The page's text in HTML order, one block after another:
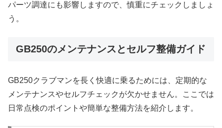
パーツ調達にも影響しますので、慎重にチェックしましょ
う。
GB250のメンテナンスとセルフ整備ガイド
GB250クラブマンを長く快適に乗るためには、定期的な
メンテナンスやセルフチェックが欠かせません。ここでは
日常点検のポイントや簡単な整備方法を紹介します。